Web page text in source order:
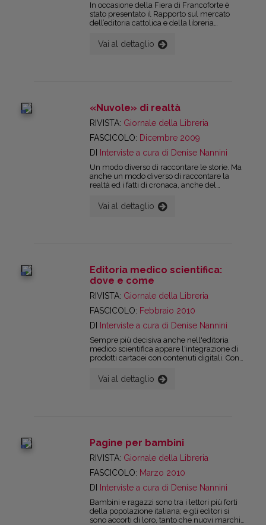
In occasione della Fiera di Francoforte è
stato presentato il Rapporto sul mercato
dell’editoria cattolica e della libreria
conto dell’Uelci (l’Unione editori e librai
cattolici italiani). Il rapporto fotografa i
(l’11,5% di chi si dichiarava lettore nel
«tempo libero»), ai 3,015 milioni del 2007
(il 12,5% dei lettori di «almeno un libro nei 12
Vai al dettaglio
«Nuvole» di realtà
RIVISTA: Giornale della Libreria
FASCICOLO: Dicembre 2009
DI
Interviste a cura di Denise Nannini
Un modo diverso di raccontare le storie. Ma
anche un modo diverso di raccontare la
realtà ed i fatti di cronaca, anche del
caratterizzando il graphic novel. Quasi
diventassero un sostitutivo del giornalismo,
Vai al dettaglio
Editoria medico scientifica:
dove e come
RIVISTA: Giornale della Libreria
FASCICOLO: Febbraio 2010
DI
Interviste a cura di Denise Nannini
Sempre più decisiva anche nell'editoria
medico scientifica appare l'integrazione di
prodotti cartacei con contenuti digitali. Con
gli editori ma si sono presentate forse anche
nuove difficoltà.
Vai al dettaglio
Pagine per bambini
RIVISTA: Giornale della Libreria
FASCICOLO: Marzo 2010
DI
Interviste a cura di Denise Nannini
Bambini e ragazzi sono tra i lettori più forti
della popolazione italiana; e gli editori si
sono accorti di loro, tanto che nuovi marchi